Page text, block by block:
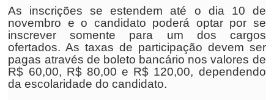
As inscrições se estendem até o dia 10 de
novembro e o candidato poderá optar por se
inscrever somente para um dos cargos
ofertados. As taxas de participação devem ser
pagas através de boleto bancário nos valores de
R$ 60,00, R$ 80,00 e R$ 120,00, dependendo
da escolaridade do candidato.